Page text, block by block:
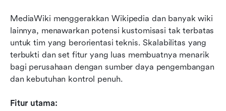
MediaWiki menggerakkan Wikipedia dan banyak wiki
lainnya, menawarkan potensi kustomisasi tak terbatas
untuk tim yang berorientasi teknis. Skalabilitas yang
terbukti dan set fitur yang luas membuatnya menarik
bagi perusahaan dengan sumber daya pengembangan
dan kebutuhan kontrol penuh.
Fitur utama: